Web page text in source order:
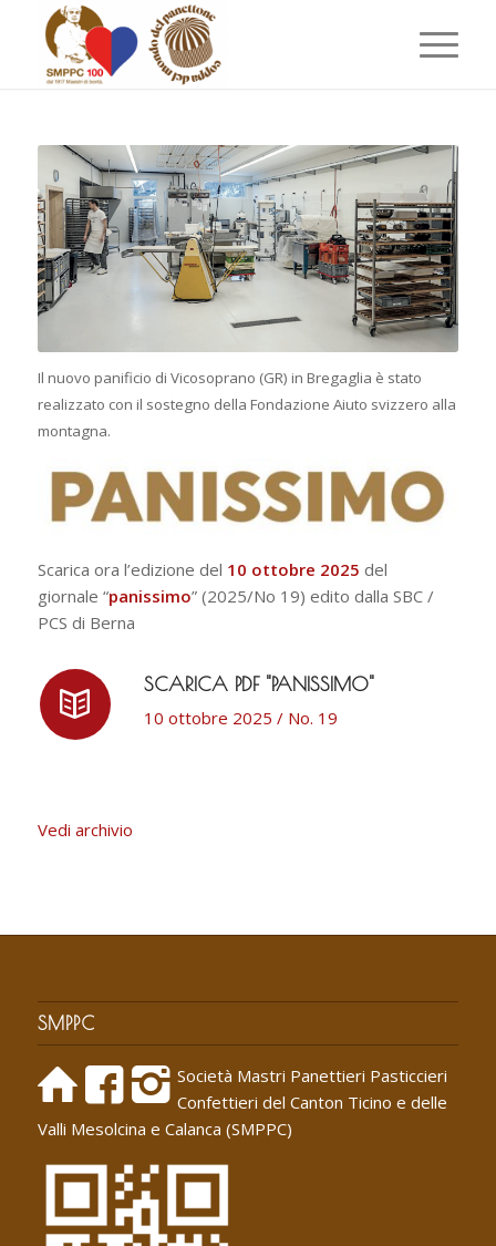
Il nuovo panificio di Vicosoprano (GR) in Bregaglia è stato
realizzato con il sostegno della Fondazione Aiuto svizzero alla
montagna.
Scarica ora l’edizione del 10 ottobre 2025 del
giornale “panissimo” (2025/No 19) edito dalla SBC /
PCS di Berna
SCARICA PDF "PANISSIMO"
10 ottobre 2025 / No. 19
Vedi archivio
SMPPC
Società Mastri Panettieri Pasticcieri
Confettieri del Canton Ticino e delle
Valli Mesolcina e Calanca (SMPPC)